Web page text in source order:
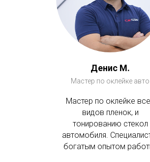
Денис М.
Мастер по оклейке авто
Мастер по оклейке
видов пленок, и
тонированию стекол
автомобиля.
богатым опытом